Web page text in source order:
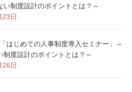
い制度設計のポイントとは？～
23日
はじめての人事制度導入セミナー」～
制度設計のポイントとは？～
26日